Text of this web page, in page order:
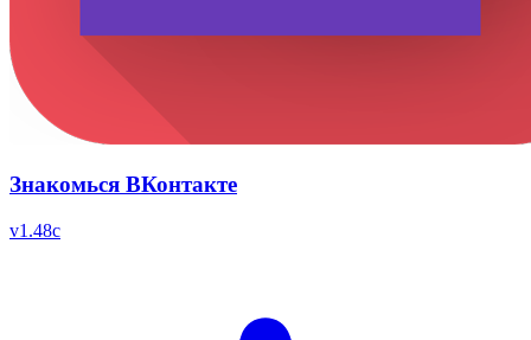
Знакомься ВКонтакте
v1.48c